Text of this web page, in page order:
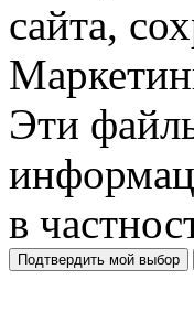
сайта,
Эти
в
Подтвердить мой выбор